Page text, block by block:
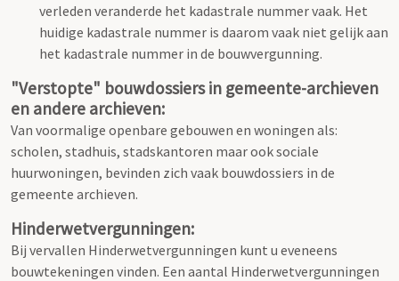
verleden veranderde het kadastrale nummer vaak. Het
huidige kadastrale nummer is daarom vaak niet gelijk aan
het kadastrale nummer in de bouwvergunning.
"Verstopte" bouwdossiers in gemeente-archieven
en andere archieven:
Van voormalige openbare gebouwen en woningen als:
scholen, stadhuis, stadskantoren maar ook sociale
huurwoningen, bevinden zich vaak bouwdossiers in de
gemeente archieven.
Hinderwetvergunningen:
Bij vervallen Hinderwetvergunningen kunt u eveneens
bouwtekeningen vinden. Een aantal Hinderwetvergunningen